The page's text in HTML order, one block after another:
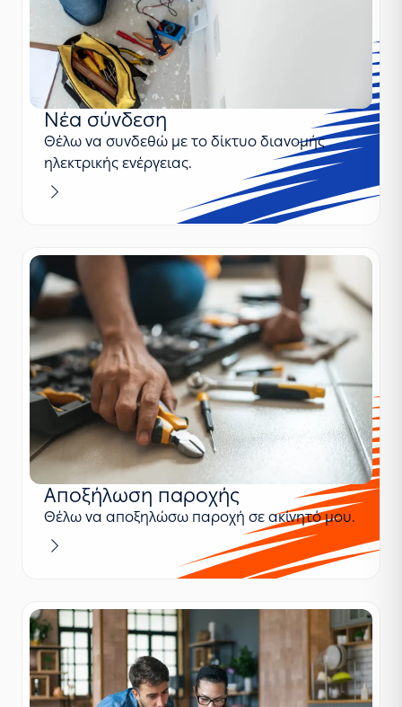
Νέα σύνδεση
Θέλω να συνδεθώ με το δίκτυο διανομής
ηλεκτρικής ενέργειας.
Μαθαίνω περισσότερα
Αποξήλωση παροχής
Θέλω να αποξηλώσω παροχή σε ακίνητό μου.
Μαθαίνω περισσότερα